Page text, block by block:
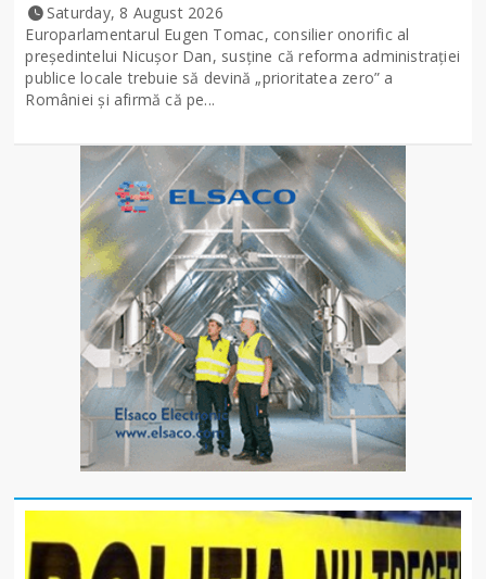
Saturday, 8 August 2026
Europarlamentarul Eugen Tomac, consilier onorific al
președintelui Nicușor Dan, susține că reforma administrației
publice locale trebuie să devină „prioritatea zero” a
României și afirmă că pe...